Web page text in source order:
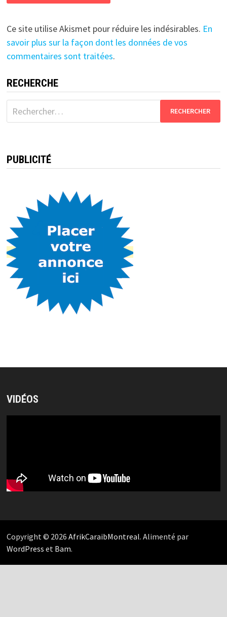
Ce site utilise Akismet pour réduire les indésirables. En
savoir plus sur la façon dont les données de vos
commentaires sont traitées.
RECHERCHE
Rechercher :
PUBLICITÉ
VIDÉOS
Copyright © 2026 AfrikCaraibMontreal. Alimenté par
WordPress et Bam.